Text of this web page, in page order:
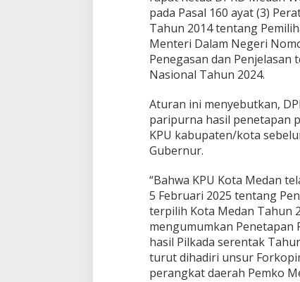
-
2
0
3
0
pada Pasal 160 ayat (3)
Tahun 2014 tentang
Menteri Dalam Negeri
Penegasan dan Penjelasan
Nasional Tahun 2024.
Aturan ini menyebutkan,
paripurna hasil penetapan
KPU kabupaten/kota
Gubernur.
“Bahwa KPU Kota Medan
5 Februari 2025 tentang
terpilih Kota Medan Tahun
mengumumkan Penetapan
hasil Pilkada serentak
turut dihadiri unsur
perangkat daerah Pemko